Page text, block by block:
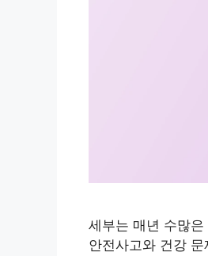
세부는 매년 수많
안전사고와 건강